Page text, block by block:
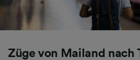
Züge von Mailand nach